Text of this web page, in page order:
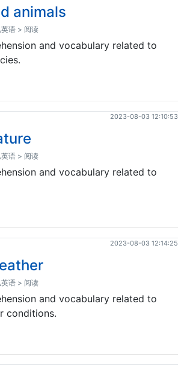
animals
语 > 阅读
and vocabulary related to
2023-08-03 12:10:53
语 > 阅读
and vocabulary related to
2023-08-03 12:14:25
语 > 阅读
and vocabulary related to
conditions.